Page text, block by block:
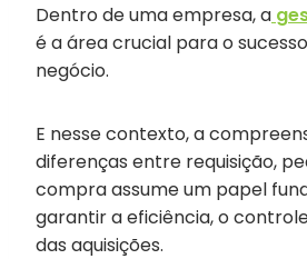
Dentro de uma empresa, a
é a área crucial para o
negócio.
E nesse contexto, a
diferenças entre requisição,
compra assume um papel
garantir a eficiência, o
das aquisições.